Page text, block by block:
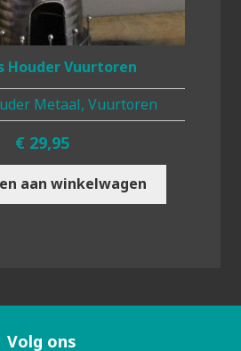
Houder Vuurtoren
Metaal, Vuurtoren
€ 29,95
aan winkelwagen
Volg ons